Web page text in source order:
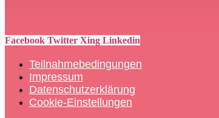
Facebook Twitter Xing Linkedin
Teilnahmebedingungen
Impressum
Datenschutzerklärung
Cookie-Einstellungen